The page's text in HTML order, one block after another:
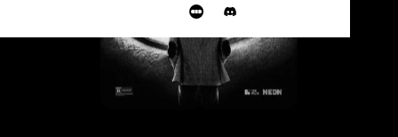
Letterboxd
Discord